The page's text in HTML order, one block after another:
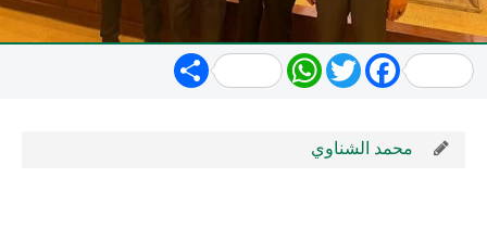
Share WhatsApp
TwitterFacebook
محمد الشناوي